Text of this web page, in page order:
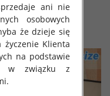
135.00 zł
szczegóły
ani nie
osobowych
że dzieje się
Klienta
na podstawie
w związku z